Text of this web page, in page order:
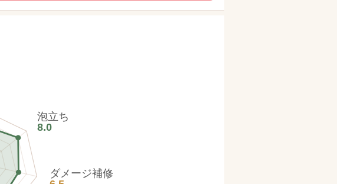
泡立ち
8.0
ダメージ補修